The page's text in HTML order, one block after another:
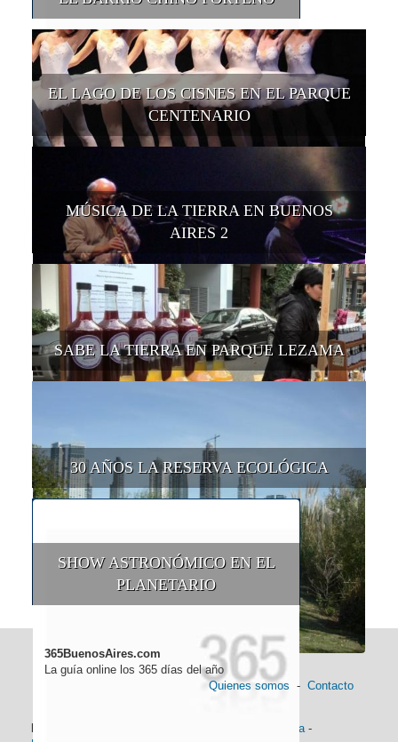
EL LAGO DE LOS CISNES EN EL PARQUE
CENTENARIO
MÚSICA DE LA TIERRA EN BUENOS
AIRES 2
SABE LA TIERRA EN PARQUE LEZAMA
30 AÑOS LA RESERVA ECOLÓGICA
SHOW ASTRONÓMICO EN EL
PLANETARIO
365BuenosAires.com
La guía online los 365 días del año
Quienes somos - Contacto
Historia -